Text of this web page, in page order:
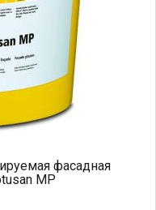
фасадная
MP